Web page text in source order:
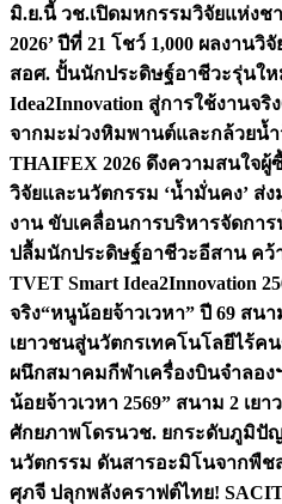
มิ.ย.นี้ วช.เปิดมหกรรมวิจัยแห่งชา
2026’ ปีที่ 21 โชว์ 1,000 ผลงาน
สอศ. ปั้นนักประดิษฐ์อาชีวะรุ่นให
Idea2Innovation สู่การใช้งานจริง
จากมะม่วงหิมพานต์และกล้วยน้ำ
THAIFEX 2026 ดึงความสนใจผู้
วิจัยและนวัตกรรม ‘น้ำมั่นคง’ ส่
งาน ขับเคลื่อนการบริหารจัดกา
ปลื้มนักประดิษฐ์อาชีวะอีสาน คว้
TVET Smart Idea2Innovation
จริง“หนูน้อยจ้าวเวหา” ปี 69 สน
เยาวชนสู่นวัตกรเทคโนโลยีไร้ค
ผนึกสมาคมกีฬาเครื่องบินจำลอง
น้อยจ้าวเวหา 2569” สนาม 2 เย
ศักยภาพโดรนวช. ยกระดับภูมิปั
นวัตกรรม ดันสารอะมิโนจากพืช
ศุภจี ปลุกพลังคราฟต์ไทย!